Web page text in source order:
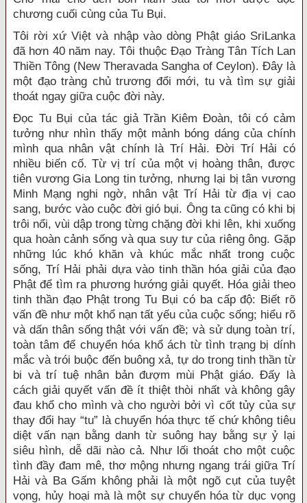
chương cuối cùng của Tu Bụi.
Tôi rời xứ Việt và nhập vào dòng Phật giáo SriLanka
đã hơn 40 năm nay. Tôi thuộc Đạo Tràng Tân Tích Lan
Thiền Tông (New Theravada Sangha of Ceylon). Đây là
một đạo tràng chủ trương đổi mới, tu và tìm sự giải
thoát ngay giữa cuộc đời này.
Đọc Tu Bụi của tác giả Trần Kiêm Đoàn, tôi có cảm
tưởng như nhìn thấy một mảnh bóng dáng của chính
mình qua nhân vật chính là Trí Hải. Đời Trí Hải có
nhiều biến cố. Từ vị trí của một vị hoàng thân, được
tiên vương Gia Long tin tưởng, nhưng lại bị tân vương
Minh Mạng nghi ngờ, nhân vật Trí Hải từ địa vị cao
sang, bước vào cuộc đời gió bụi. Ông ta cũng có khi bị
trôi nổi, vùi dập trong từng chặng đời khi lên, khi xuống
qua hoàn cảnh sống và qua suy tư của riêng ông. Gặp
những lúc khó khăn và khúc mắc nhất trong cuộc
sống, Trí Hải phải dựa vào tinh thần hóa giải của đạo
Phật để tìm ra phương hướng giải quyết. Hóa giải theo
tinh thần đạo Phật trong Tu Bụi có ba cấp độ: Biết rõ
vấn đề như một khổ nạn tất yếu của cuộc sống; hiểu rõ
và dấn thân sống thật với vấn đề; và sử dụng toàn trí,
toàn tâm để chuyển hóa khổ ách từ tình trạng bị dính
mắc và trói buộc đến buông xả, tự do trong tinh thần từ
bi và trí tuệ nhân bản đượm mùi Phật giáo. Đấy là
cách giải quyết vấn đề ít thiệt thòi nhất và không gây
đau khổ cho mình và cho người bởi vì cốt tủy của sự
thay đổi hay “tu” là chuyển hóa thực tế chứ không tiêu
diệt vấn nạn bằng danh từ suông hay bằng sự ỷ lại
siêu hình, dễ dãi nào cả. Như lối thoát cho một cuộc
tình đầy đam mê, thơ mộng nhưng ngang trái giữa Trí
Hải và Ba Gấm không phải là một ngõ cụt của tuyệt
vọng, hủy hoại mà là một sự chuyển hóa từ dục vọng